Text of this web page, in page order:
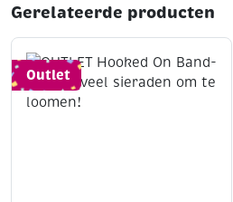
Gerelateerde producten
Outlet